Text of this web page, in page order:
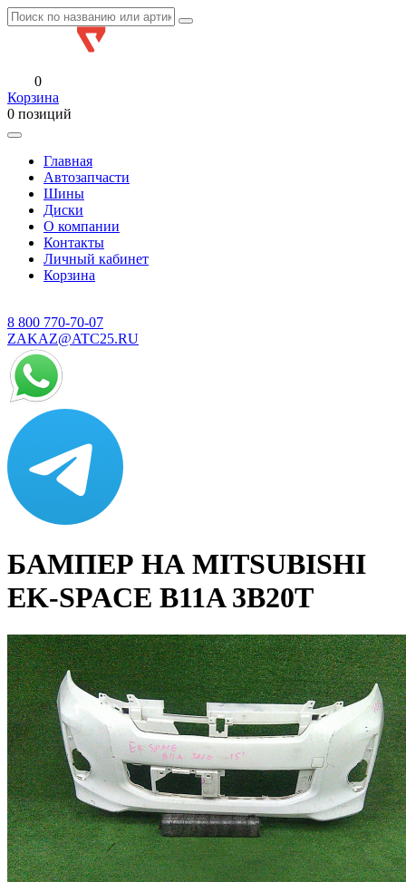
0
Корзина
0 позиций
Главная
Автозапчасти
Шины
Диски
О компании
Контакты
Личный кабинет
Корзина
8 800 770-70-07
ZAKAZ@ATC25.RU
БАМПЕР НА MITSUBISHI
EK-SPACE B11A 3B20T